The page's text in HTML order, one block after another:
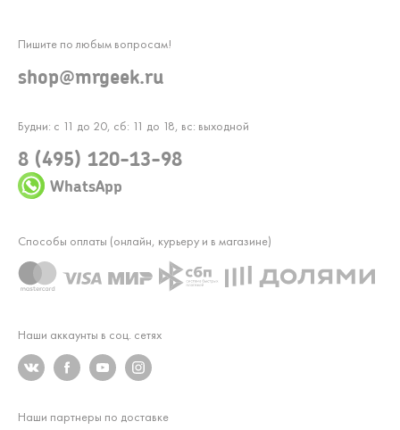
Будни: с 11 до 20, сб: 11 до 18, вс: выходной
8 (495) 120-13-98
WhatsApp
Пишите по любым вопросам!
shop@mrgeek.ru
Наши аккаунты в соц. сетях
Способы оплаты (онлайн, курьеру и в магазине)
Наши партнеры по доставке